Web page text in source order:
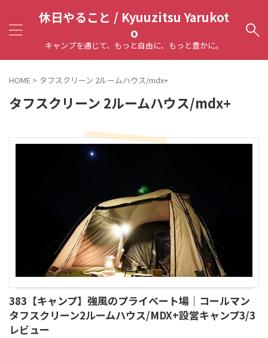
休日やること / Kyuuzitsu Yarukot
o
キャンプを通じて、もっと自由に、もっと豊かに。
HOME > タフスクリーン 2ルームハウス/mdx+
タフスクリーン 2ルームハウス/mdx+
383【キャンプ】強風のプライベート場｜コールマン
タフスクリーン2ルームハウス/MDX+設営キャンプ3/3
レビュー